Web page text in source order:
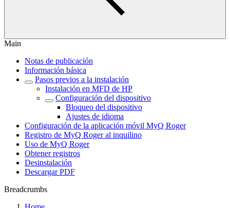
Main
Notas de publicación
Información básica
Pasos previos a la instalación
Instalación en MFD de HP
Configuración del dispositivo
Bloqueo del dispositivo
Ajustes de idioma
Configuración de la aplicación móvil MyQ Roger
Registro de MyQ Roger al inquilino
Uso de MyQ Roger
Obtener registros
Desinstalación
Descargar PDF
Breadcrumbs